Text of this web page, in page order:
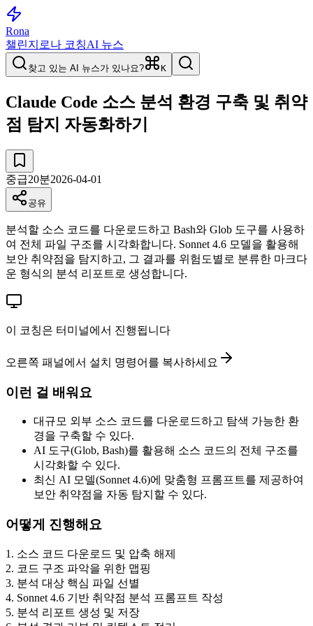
Rona
챌린지 로나 코칭AI 뉴스
찾고 있는 AI 뉴스가 있나요? K
Claude Code 소스 분석 환경 구축 및 취약
점 탐지 자동화하기
중급20분2026-04-01
공유
분석할 소스 코드를 다운로드하고 Bash와 Glob 도구를 사용하
여 전체 파일 구조를 시각화합니다. Sonnet 4.6 모델을 활용해
보안 취약점을 탐지하고, 그 결과를 위험도별로 분류한 마크다
운 형식의 분석 리포트로 생성합니다.
이 코칭은 터미널에서 진행됩니다
오른쪽 패널에서 설치 명령어를 복사하세요
이런 걸 배워요
대규모 외부 소스 코드를 다운로드하고 탐색 가능한 환
경을 구축할 수 있다.
AI 도구(Glob, Bash)를 활용해 소스 코드의 전체 구조를
시각화할 수 있다.
최신 AI 모델(Sonnet 4.6)에 맞춤형 프롬프트를 제공하여
보안 취약점을 자동 탐지할 수 있다.
어떻게 진행해요
1 . 소스 코드 다운로드 및 압축 해제
2. 코드 구조 파악을 위한 맵핑
3. 분석 대상 핵심 파일 선별
4. Sonnet 4.6 기반 취약점 분석 프롬프트 작성
5. 분석 리포트 생성 및 저장